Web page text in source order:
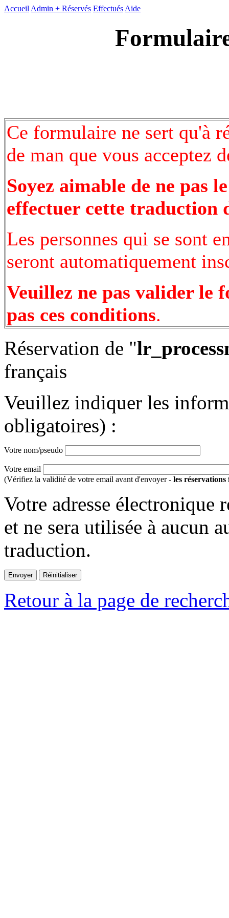
Accueil Admin + Réservés Effectués Aide
Ce formulaire ne sert qu'à
de man que vous acceptez
Soyez aimable de ne pas
effectuer cette traduction
Les personnes qui se sont
seront automatiquement
Veuillez ne pas valider le
pas ces conditions.
Réservation de "
français
Veuillez indiquer les
obligatoires) :
Votre nom/pseudo
Votre email
(Vérifiez la validité de votre email avant d'envoyer - les réservations
Votre adresse électronique
et ne sera utilisée à aucun
traduction.
Retour à la page de